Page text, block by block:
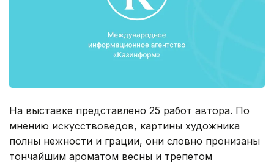
На выставке представлено 25 работ автора. По
мнению искусствоведов, картины художника
полны нежности и грации, они словно пронизаны
тончайшим ароматом весны и трепетом